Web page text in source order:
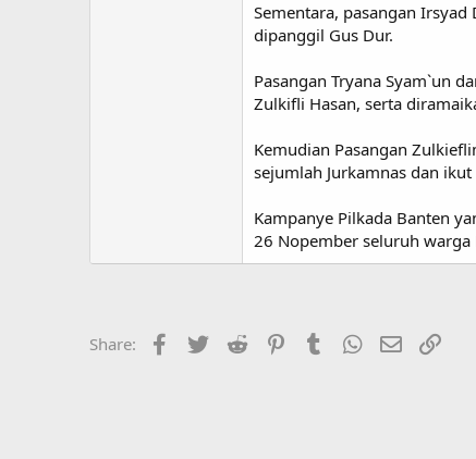
Sementara, pasangan
dipanggil Gus Dur.
Pasangan Tryana Syam`un
Zulkifli Hasan, serta
Kemudian Pasangan
sejumlah Jurkamnas dan
Kampanye Pilkada Banten
26 Nopember seluruh
Share: Facebook
Twitter Reddit PinterestTumblrWhatsApp
Email